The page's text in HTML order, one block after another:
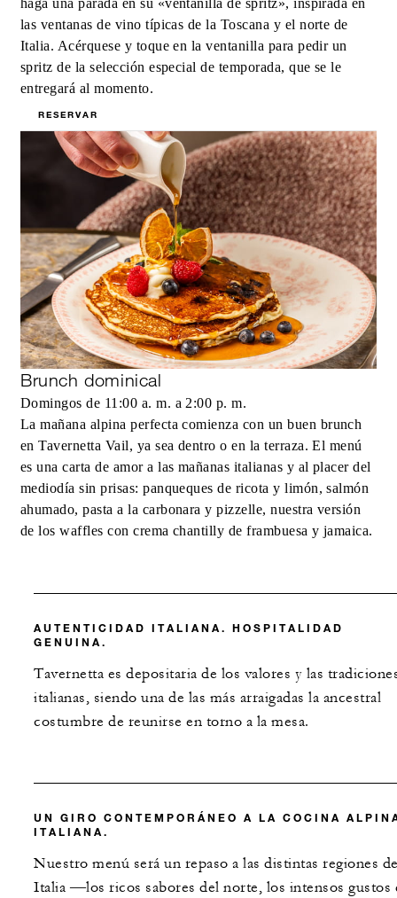
haga una parada en su «ventanilla de spritz», inspirada en
las ventanas de vino típicas de la Toscana y el norte de
Italia. Acérquese y toque en la ventanilla para pedir un
spritz de la selección especial de temporada, que se le
entregará al momento.
RESERVAR
Brunch dominical
Domingos de 11:00 a. m. a 2:00 p. m.
La mañana alpina perfecta comienza con un buen brunch
en Tavernetta Vail, ya sea dentro o en la terraza. El menú
es una carta de amor a las mañanas italianas y al placer del
mediodía sin prisas: panqueques de ricota y limón, salmón
ahumado, pasta a la carbonara y pizzelle, nuestra versión
de los waffles con crema chantilly de frambuesa y jamaica.
AUTENTICIDAD ITALIANA. HOSPITALIDAD
GENUINA.
Tavernetta es depositaria de los valores y las
italianas, siendo una de las más arraigadas la ancestral
costumbre de reunirse en torno a la mesa.
UN GIRO CONTEMPORÁNEO A LA COCINA
ITALIANA.
Nuestro menú será un repaso a las distintas regiones
Italia ―los ricos sabores del norte, los intensos gustos